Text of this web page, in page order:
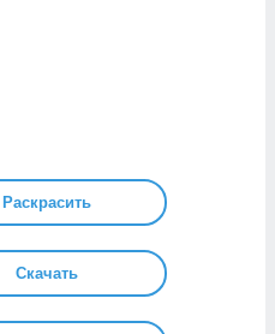
Раскрасить
Скачать